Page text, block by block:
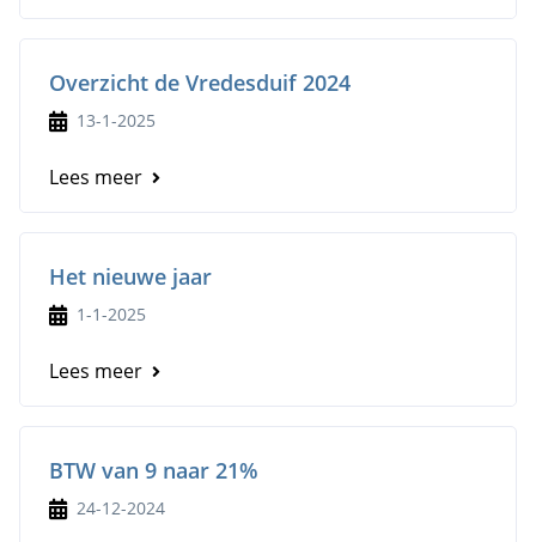
Overzicht de Vredesduif 2024
13-1-2025
Lees meer
Het nieuwe jaar
1-1-2025
Lees meer
BTW van 9 naar 21%
24-12-2024